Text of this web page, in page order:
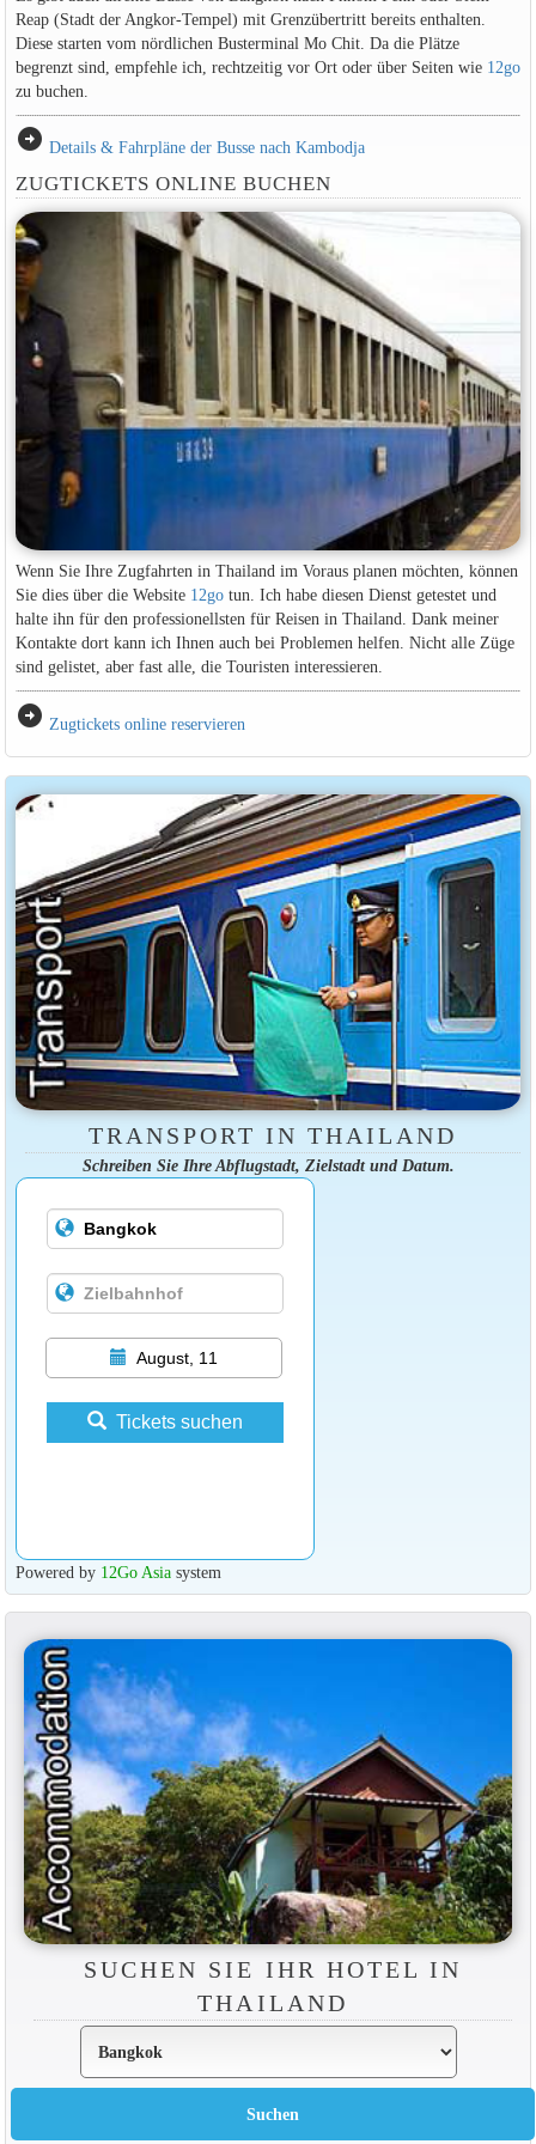
Reap (Stadt der Angkor-Tempel) mit Grenzübertritt bereits enthalten.
Diese starten vom nördlichen Busterminal Mo Chit. Da die Plätze
begrenzt sind, empfehle ich, rechtzeitig vor Ort oder über Seiten wie 12go
zu buchen.
arrow_circle_right Details & Fahrpläne der Busse nach Kambodja
ZUGTICKETS ONLINE BUCHEN
Wenn Sie Ihre Zugfahrten in Thailand im Voraus planen möchten, können
Sie dies über die Website 12gotun. Ich habe diesen Dienst getestet und
halte ihn für den professionellsten für Reisen in Thailand. Dank meiner
Kontakte dort kann ich Ihnen auch bei Problemen helfen. Nicht alle Züge
sind gelistet, aber fast alle, die Touristen interessieren.
arrow_circle_right Zugtickets online reservieren
TRANSPORT IN THAILAND
Schreiben Sie Ihre Abflugstadt, Zielstadt und Datum.
August, 11
Tickets suchen
Powered by 12Go Asiasystem
SUCHEN SIE IHR HOTEL IN
THAILAND